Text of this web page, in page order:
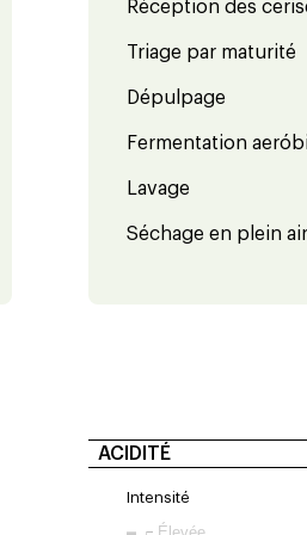
Réception des
Triage par maturité
Dépulpage
Fermentation
Lavage
Séchage en plein air
ACIDITÉ
Intensité